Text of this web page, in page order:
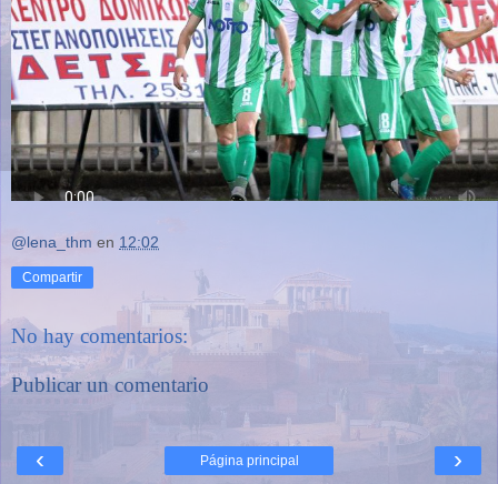
@lena_thm en 12:02
Compartir
No hay comentarios:
Publicar un comentario
‹ ›
Página principal